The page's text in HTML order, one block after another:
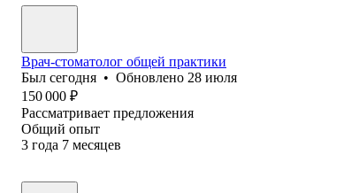
Врач-стоматолог общей практики
Был сегодня • Обновлено 28 июля
150 000 ₽
Рассматривает предложения
Общий опыт
3 года 7 месяцев